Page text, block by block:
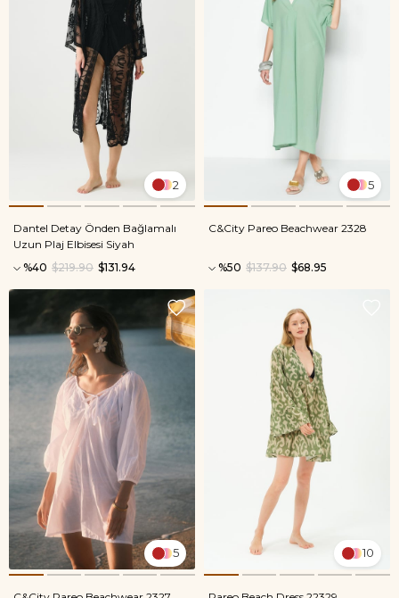
2
Dantel Detay Önden Bağlamalı
Uzun Plaj Elbisesi Siyah
%40
$131.94
$219.90
5
C&City Pareo Beachwear 2328
%50 $68.95
$137.90
5 10